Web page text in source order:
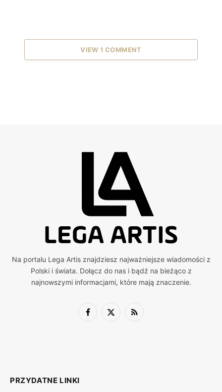
VIEW 1 COMMENT
Na portalu Lega Artis znajdziesz najważniejsze wiadomości z
Polski i świata. Dołącz do nas i bądź na bieżąco z
najnowszymi informacjami, które mają znaczenie.
Facebook
X
RSS
PRZYDATNE LINKI